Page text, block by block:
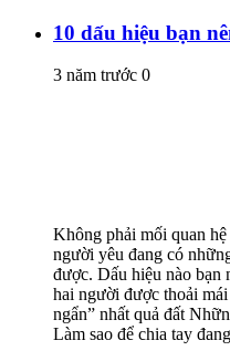
10 dấu hiệu bạn
3 năm trước 0
Không phải mối quan
người yêu đang có
được. Dấu hiệu nào bạn
hai người được thoải
ngẩn” nhất quả đất
Làm sao để chia tay